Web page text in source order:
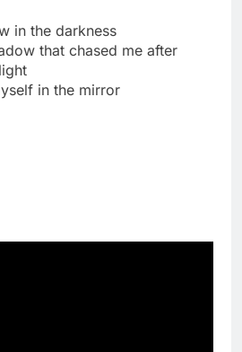
in the darkness
that chased me after
in the mirror